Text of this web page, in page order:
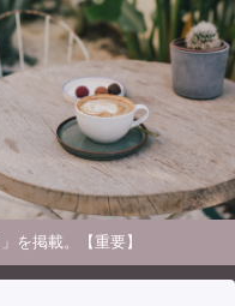
を掲載。【重要】